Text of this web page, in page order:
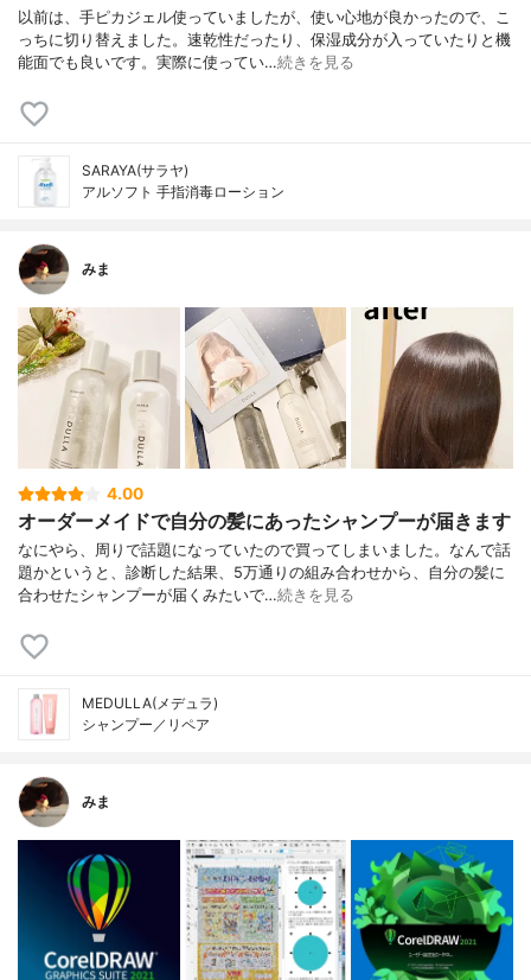
以前は、手ピカジェル使っていましたが、使い心地が良かったので、こ
っちに切り替えました。速乾性だったり、保湿成分が入っていたりと機
能面でも良いです。実際に使ってい…続きを見る
SARAYA(サラヤ)
アルソフト 手指消毒ローション
みま
4.00
オーダーメイドで自分の髪にあったシャンプーが届きます
なにやら、周りで話題になっていたので買ってしまいました。なんで話
題かというと、診断した結果、5万通りの組み合わせから、自分の髪に
合わせたシャンプーが届くみたいで…続きを見る
MEDULLA(メデュラ)
シャンプー／リペア
みま